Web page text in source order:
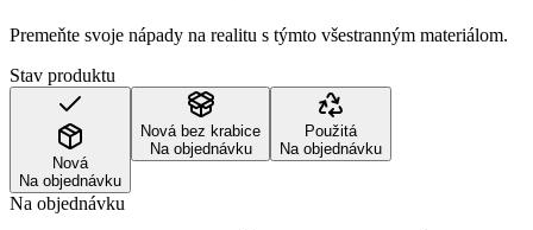
Premeňte svoje nápady na realitu s týmto všestranným materiálom.
Stav produktu
Nová
Na objednávku
Nová bez krabice
Na objednávku
Použitá
Na objednávku
Na objednávku